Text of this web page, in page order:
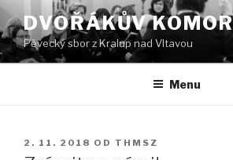
Přejít
k
obsahu
webu
DVOŘÁKŮV
Pěvecký sbor z Kralup nad Vltavou
Menu
PUBLIKOVÁNO
2. 11. 2018 OD THMSZ